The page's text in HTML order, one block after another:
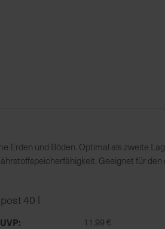
Erden und Böden. Optimal als zweite
Geeignet für den
40 l
UVP 11,99 €